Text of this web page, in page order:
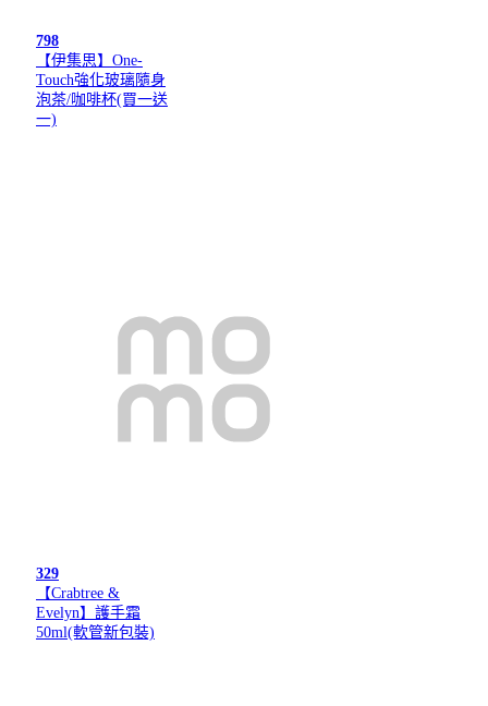
798
【伊集思】One-
Touch強化玻璃隨身
泡茶/咖啡杯(買一送
一)
329
【Crabtree &
Evelyn】護手霜
50ml(軟管新包裝)